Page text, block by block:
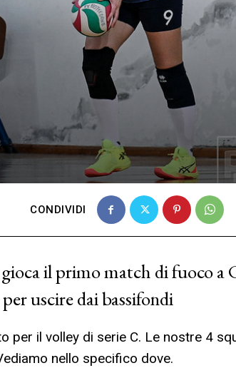
CONDIVIDI
il primo match di fuoco a
uscire dai bassifondi
per il volley di serie C. Le nostre 4
nello specifico dove.